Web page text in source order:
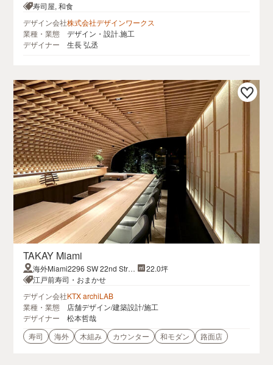
寿司屋, 和食
デザイン会社株式会社デザインワークス
業種・業態
デザイン・設計.施工
デザイナー
生長 弘丞
TAKAY Miami
海外Miami2296 SW 22nd Stre
etFL 33145, USA
22.0坪
江戸前寿司・おまかせ
デザイン会社KTX archiLAB
業種・業態
店舗デザイン/建築設計/施工
デザイナー
松本哲哉
寿司
海外 木組み カウンター 和モダン 路面店